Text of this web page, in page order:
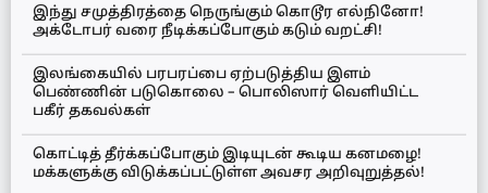
இந்து சமுத்திரத்தை நெருங்கும் கொடூர எல்நினோ!
அக்டோபர் வரை நீடிக்கப்போகும் கடும் வறட்சி!
இலங்கையில் பரபரப்பை ஏற்படுத்திய இளம்
பெண்ணின் படுகொலை – பொலிஸார் வெளியிட்ட
பகீர் தகவல்கள்
கொட்டித் தீர்க்கப்போகும் இடியுடன் கூடிய கனமழை!
மக்களுக்கு விடுக்கப்பட்டுள்ள அவசர அறிவுறுத்தல்!